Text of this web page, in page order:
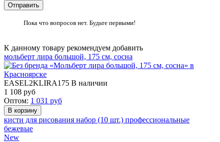
Пока что вопросов нет. Будьте первыми!
К данному товару рекомендуем добавить
мольберт лира большой, 175 см, сосна
EASEL2KLIRA175 В наличии
1 108 руб
Оптом: 1 031 руб
кисти для рисования набор (10 шт.) профессиональные
бежевые
New